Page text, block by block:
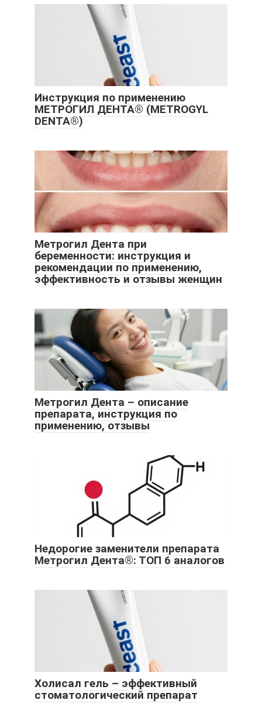
Инструкция по применению
МЕТРОГИЛ ДЕНТА® (METROGYL
DENTA®)
Метрогил Дента при
беременности: инструкция и
рекомендации по применению,
эффективность и отзывы женщин
Метрогил Дента – описание
препарата, инструкция по
применению, отзывы
Недорогие заменители препарата
Метрогил Дента®: ТОП 6 аналогов
Холисал гель – эффективный
стоматологический препарат